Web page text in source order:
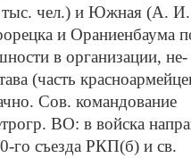
тыс. чел.) и Юж­ная (А. И.
и Ора­ни­ен­бау­ма
в ор­га­ни­за­ции, не­
(часть
Сов. ко­ман­до­ва­ние
ВО: в вой­ска
го съез­да РКП(б) и св.